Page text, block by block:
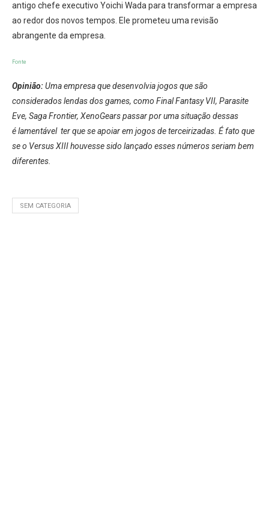
antigo chefe executivo Yoichi Wada para transformar a empresa
ao redor dos novos tempos. Ele prometeu uma revisão
abrangente da empresa.
Fonte
Opinião:Uma empresa que desenvolvia jogos que são
considerados lendas dos games, como Final Fantasy VII, Parasite
Eve, Saga Frontier, XenoGears passar por uma situação dessas
é lamentável ter que se apoiar em jogos de terceirizadas. É fato que
se o Versus XIII houvesse sido lançado esses números seriam bem
diferentes.
SEM CATEGORIA